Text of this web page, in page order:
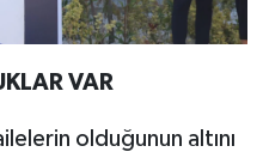
VAR
olduğunun altını